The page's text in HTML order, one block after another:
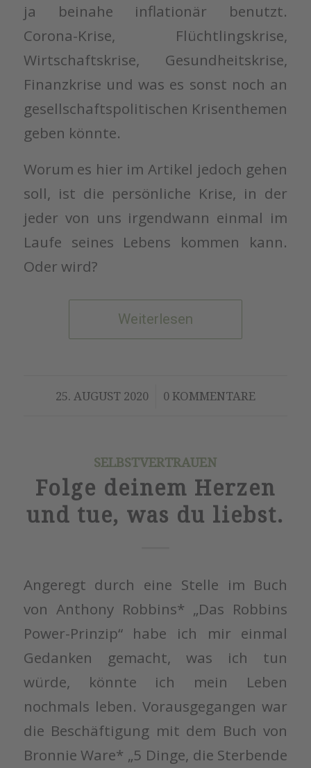
ja beinahe inflationär benutzt.
Corona-Krise, Flüchtlingskrise,
Wirtschaftskrise, Gesundheitskrise,
Finanzkrise und was es sonst noch an
gesellschaftspolitischen Krisenthemen
geben könnte.
Worum es hier im Artikel jedoch gehen
soll, ist die persönliche Krise, in der
jeder von uns irgendwann einmal im
Laufe seines Lebens kommen kann.
Oder wird?
Weiterlesen
25. AUGUST 2020
/ 0 KOMMENTARE
SELBSTVERTRAUEN
Folge deinem Herzen
und tue, was du liebst.
Angeregt durch eine Stelle im Buch
von Anthony Robbins* „Das Robbins
Power-Prinzip“ habe ich mir einmal
Gedanken gemacht, was ich tun
würde, könnte ich mein Leben
nochmals leben. Vorausgegangen war
die Beschäftigung mit dem Buch von
Bronnie Ware* „5 Dinge, die Sterbende